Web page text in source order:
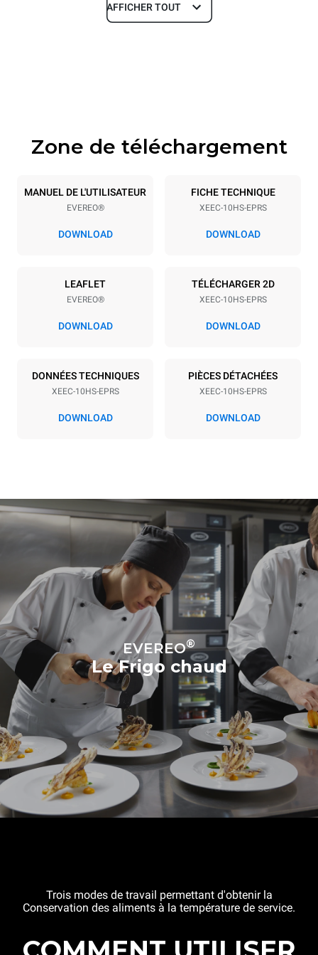
Dimensions
Caractéristiques de la plaque
10 460x330
Espace entre les plaques
Tension
220-240V 1~
Énergie électrique
1,5 kW
AFFICHER TOUT
Zone de téléchargement
MANUEL DE L'UTILISATEUR
EVEREO®
DOWNLOAD
FICHE TECHNIQUE
XEEC-10HS-EPRS
DOWNLOAD
LEAFLET
EVEREO®
DOWNLOAD
TÉLÉCHARGER 2D
XEEC-10HS-EPRS
DOWNLOAD
DONNÉES TECHNIQUES
XEEC-10HS-EPRS
DOWNLOAD
PIÈCES DÉTACHÉES
XEEC-10HS-EPRS
DOWNLOAD
EVEREO®
Le Frigo chaud
Trois modes de travail permettant d'obtenir la
Conservation des aliments à la température de service.